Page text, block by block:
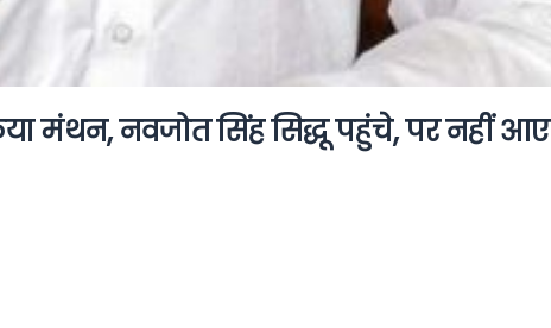
मंथन, नवजोत सिंह सिद्धू पहुंचे, पर नहीं आए